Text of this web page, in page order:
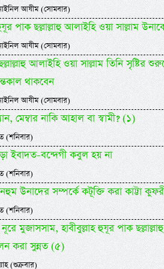
আযীম (সোমবার)
পাক ছল্লাল্লাহু আলাইহি ওয়া সাল্লাম
আযীম (সোমবার)
আলাইহি ওয়া সাল্লাম তিনি
থাকবেন
আযীম (সোমবার)
মেম্বার নাকি আহাল বা স্বামী? (১)
ইবাদত-বন্দেগী কবুল হয় না
(শনিবার)
উনাদের সম্পর্কে কটূক্তি করা কাট্টা
মুজাসসাম, হাবীবুল্লাহ হুযূর পাক
করা সুন্নত (৫)
(শুক্রবার)